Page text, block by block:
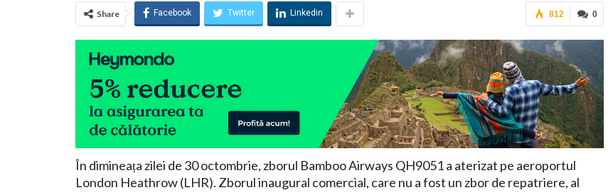
0
812
Share Facebook Twitter Linkedin
În dimineața zilei de 30 octombrie, zborul Bamboo Airways QH9051 a aterizat pe aeroportul
London Heathrow (LHR). Zborul inaugural comercial, care nu a fost un zbor de repatriere, al